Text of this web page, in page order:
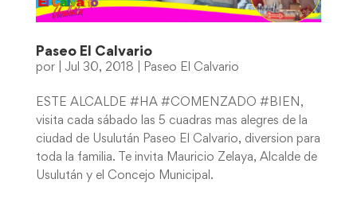
Paseo El Calvario
por Jul 30, 2018 Paseo El Calvario
ESTE ALCALDE #HA #COMENZADO #BIEN,
visita cada sábado las 5 cuadras mas alegres de la
ciudad de Usulután Paseo El Calvario, diversion para
toda la familia. Te invita Mauricio Zelaya, Alcalde de
Usulután y el Concejo Municipal.